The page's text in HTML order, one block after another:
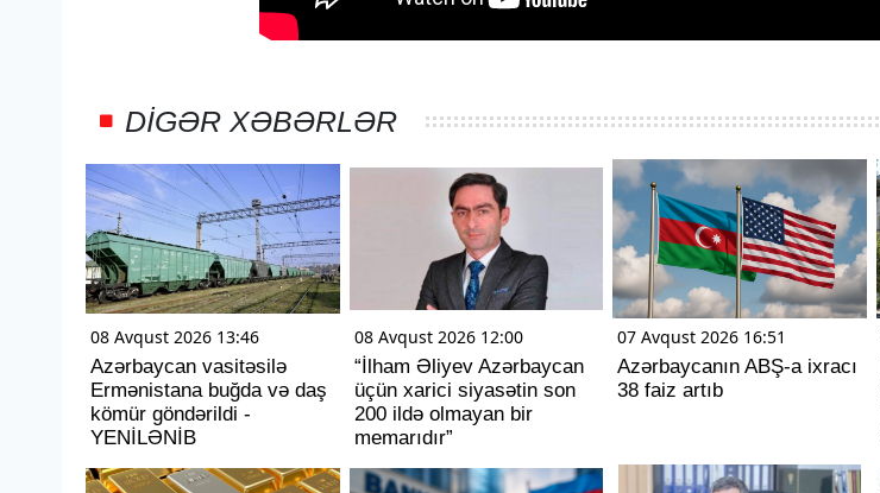
DIGƏR XƏBƏRLƏR
08 Avqust 2026 13:46
Azərbaycan vasitəsilə
Ermənistana buğda və daş
kömür göndərildi -
YENİLƏNİB
08 Avqust 2026 12:00
“İlham Əliyev Azərbaycan
üçün xarici siyasətin son
200 ildə olmayan bir
memarıdır”
07 Avqust 2026 16:51
Azərbaycanın ABŞ-a ixracı
38 faiz artıb